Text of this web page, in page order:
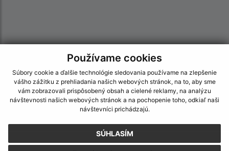
Používame cookies
Súbory cookie a ďalšie technológie sledovania používame na zlepšenie
vášho zážitku z prehliadania našich webových stránok, na to, aby sme
vám zobrazovali prispôsobený obsah a cielené reklamy, na analýzu
návštevnosti našich webových stránok a na pochopenie toho, odkiaľ naši
návštevníci prichádzajú.
SÚHLASÍM
Informácie o stránke: